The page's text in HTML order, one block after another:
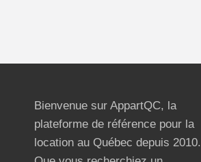
Bienvenue sur AppartQC, la
plateforme de référence pour la
location au Québec depuis 2010.